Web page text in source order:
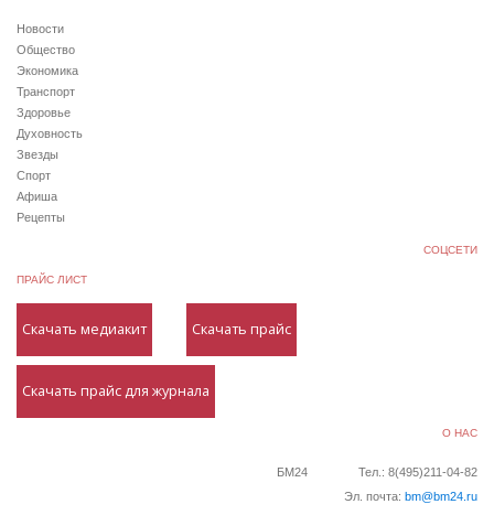
Новости
Общество
Экономика
Транспорт
Здоровье
Духовность
Звезды
Спорт
Афиша
Рецепты
СОЦСЕТИ
ПРАЙС ЛИСТ
Скачать медиакит Скачать прайс
Скачать прайс для журнала
О НАС
БМ24
Тел.: 8(495)211-04-82
Эл. почта: bm@bm24.ru